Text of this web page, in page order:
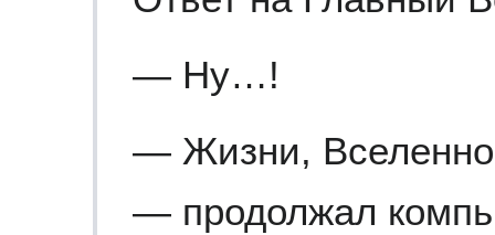
— Ну…!
— Жизни,
— продолжал